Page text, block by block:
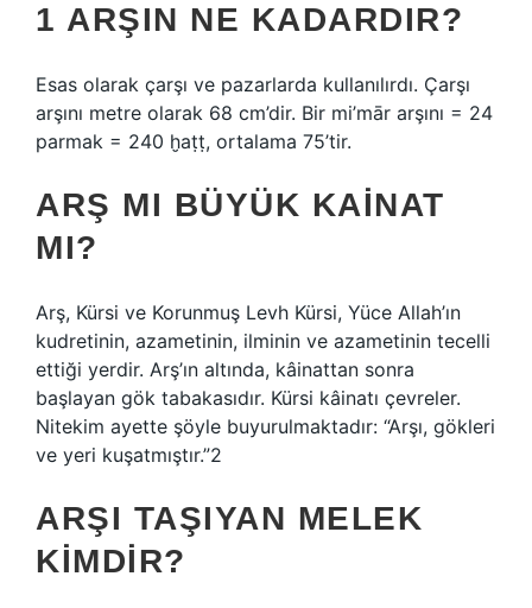
1 ARŞIN NE KADARDIR?
Esas olarak çarşı ve pazarlarda kullanılırdı. Çarşı
arşını metre olarak 68 cm’dir. Bir mi’mār arşını = 24
parmak = 240 ḫaṭṭ, ortalama 75’tir.
ARŞ MI BÜYÜK KAINAT
MI?
Arş, Kürsi ve Korunmuş Levh Kürsi, Yüce Allah’ın
kudretinin, azametinin, ilminin ve azametinin tecelli
ettiği yerdir. Arş’ın altında, kâinattan sonra
başlayan gök tabakasıdır. Kürsi kâinatı çevreler.
Nitekim ayette şöyle buyurulmaktadır: “Arşı, gökleri
ve yeri kuşatmıştır.”2
ARŞI TAŞIYAN MELEK
KIMDIR?